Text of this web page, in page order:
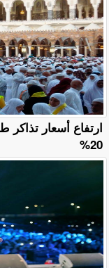
ارتفاع أسعار تذاكر
20%